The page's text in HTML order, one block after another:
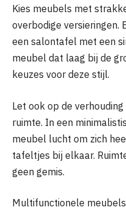
Kies meubels met
overbodige versieringen.
een salontafel met een
meubel dat laag bij de
keuzes voor deze stijl.
Let ook op de
ruimte. In een
meubel lucht om zich
tafeltjes bij elkaar.
geen gemis.
Multifunctionele